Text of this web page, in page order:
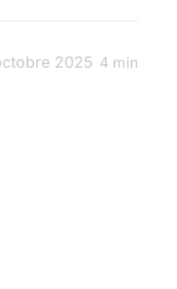
2025 4 min